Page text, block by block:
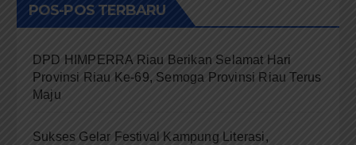
POS-POS TERBARU
DPD HIMPERRA Riau Berikan Selamat Hari
Provinsi Riau Ke-69, Semoga Provinsi Riau Terus
Maju
Sukses Gelar Festival Kampung Literasi,